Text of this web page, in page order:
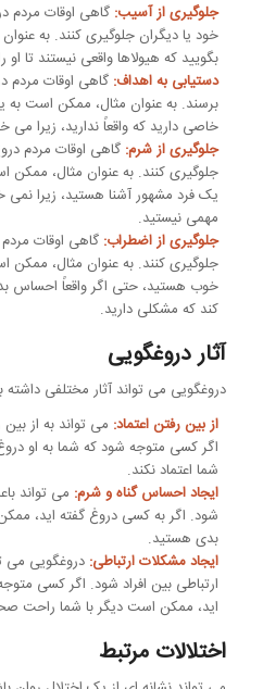
جلوگیری از آسیب: گاهی اوقات مردم
خود یا دیگران جلوگیری کنند. به
بگویید که هیولاها واقعی نیستند تا او
دستیابی به اهداف: گاهی اوقات مردم
برسند. به عنوان مثال، ممکن است به
خاصی دارید که واقعاً ندارید، زیرا
جلوگیری از شرم: گاهی اوقات مردم
جلوگیری کنند. به عنوان مثال،
یک فرد مشهور آشنا هستید، زیرا نمی
مهمی نیستید.
جلوگیری از اضطراب: گاهی اوقات
جلوگیری کنند. به عنوان مثال،
خوب هستید، حتی اگر واقعاً احساس
کند که مشکلی دارید.
آثار دروغگویی
دروغگویی می تواند آثار مختلفی داشته
از بین رفتن اعتماد: می تواند به از
اگر کسی متوجه شود که شما به او
شما اعتماد نکند.
ایجاد احساس گناه و شرم: می تواند
شود. اگر به کسی دروغ گفته اید،
بدی هستید.
ایجاد مشکلات ارتباطی: دروغگویی می
ارتباطی بین افراد شود. اگر کسی
اید، ممکن است دیگر با شما راحت
اختلالات مرتبط